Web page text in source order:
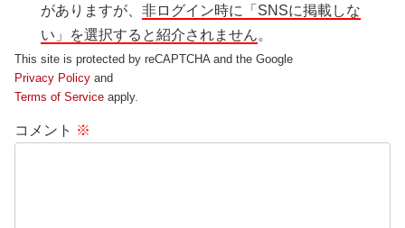
がありますが、非ログイン時に「SNSに掲載しな
い」を選択すると紹介されません。
This site is protected by reCAPTCHA and the Google
Privacy Policy and
Terms of Service apply.
コメント ※